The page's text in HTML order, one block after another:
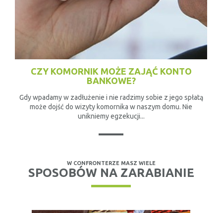
CZY KOMORNIK MOŻE ZAJĄĆ KONTO
BANKOWE?
Gdy wpadamy w zadłużenie i nie radzimy sobie z jego spłatą
może dojść do wizyty komornika w naszym domu. Nie
unikniemy egzekucji...
W CONFRONTERZE MASZ WIELE
SPOSOBÓW NA ZARABIANIE